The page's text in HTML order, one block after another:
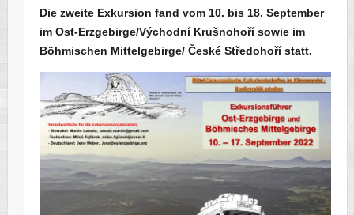
Die zweite Exkursion fand vom 10. bis 18. September
im Ost-Erzgebirge/Východní Krušnohoří sowie im
Böhmischen Mittelgebirge/ České Středohoří statt.